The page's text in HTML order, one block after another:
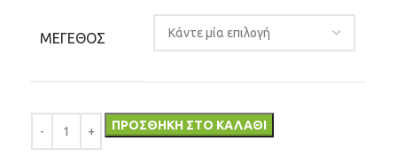
ΜΕΓΕΘΟΣ
ΠΡΟΣΘΉΚΗ ΣΤΟ ΚΑΛΆΘΙ